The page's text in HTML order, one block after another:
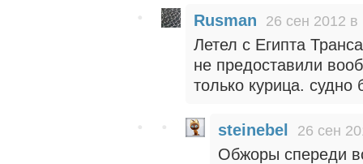
Rusman 26 сен 2012 в
Летел с Египта
не предоставили
только курица. судно
steinebel 26 сен
Обжоры спереди